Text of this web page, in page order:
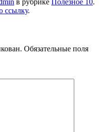
в рубрике Полезное 10.
ссылку.
Обязательные поля